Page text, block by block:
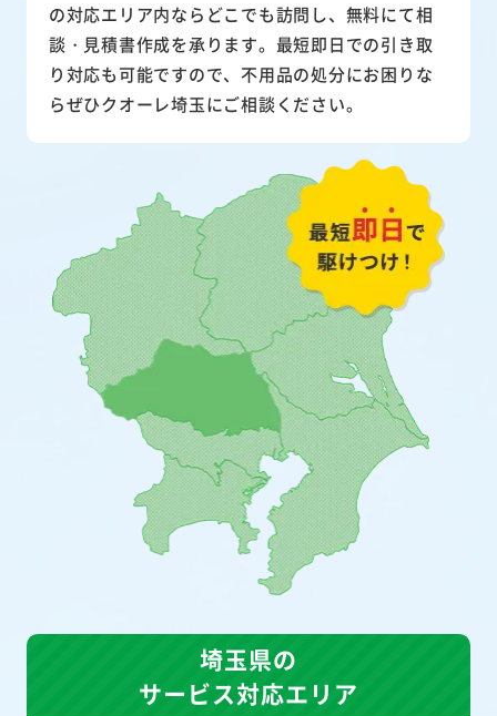
の対応エリア内ならどこでも訪問し、無料にて相
談・見積書作成を承ります。最短即日での引き取
り対応も可能ですので、不用品の処分にお困りな
らぜひクオーレ埼玉にご相談ください。
埼玉県の
サービス対応エリア